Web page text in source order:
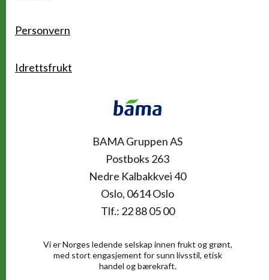
BAMA Gruppen AS
Postboks 263
Nedre Kalbakkvei 40
Oslo, 0614 Oslo
Tlf.: 22 88 05 00
Personvern
Idrettsfrukt
Vi er Norges ledende selskap innen frukt og grønt,
med stort engasjement for sunn livsstil, etisk
handel og bærekraft.